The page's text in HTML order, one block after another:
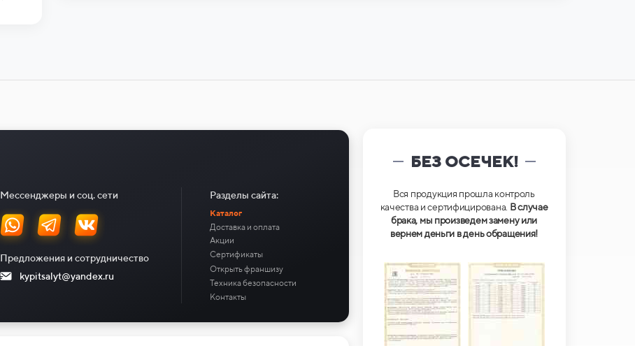
БЕЗ ОСЕЧЕК!
Вся продукция прошла контроль
качества и сертифицирована. В случае
брака, мы произведем замену или
вернем деньги в день обращения!
Мессенджеры и соц. сети
Предложения и сотрудничество
kypitsalyt@yandex.ru
Разделы сайта:
Каталог
Техника безопасности
Доставка и оплата
Акции
Сертификаты
Открыть франшизу
Контакты